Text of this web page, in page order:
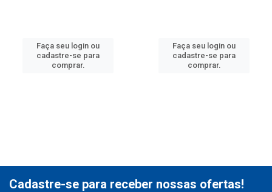
Faça seu login ou
cadastre-se para
comprar.
Faça seu login ou
cadastre-se para
comprar.
Cadastre-se para receber nossas ofertas!